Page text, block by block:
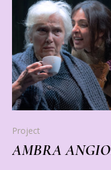
Project
AMBRA